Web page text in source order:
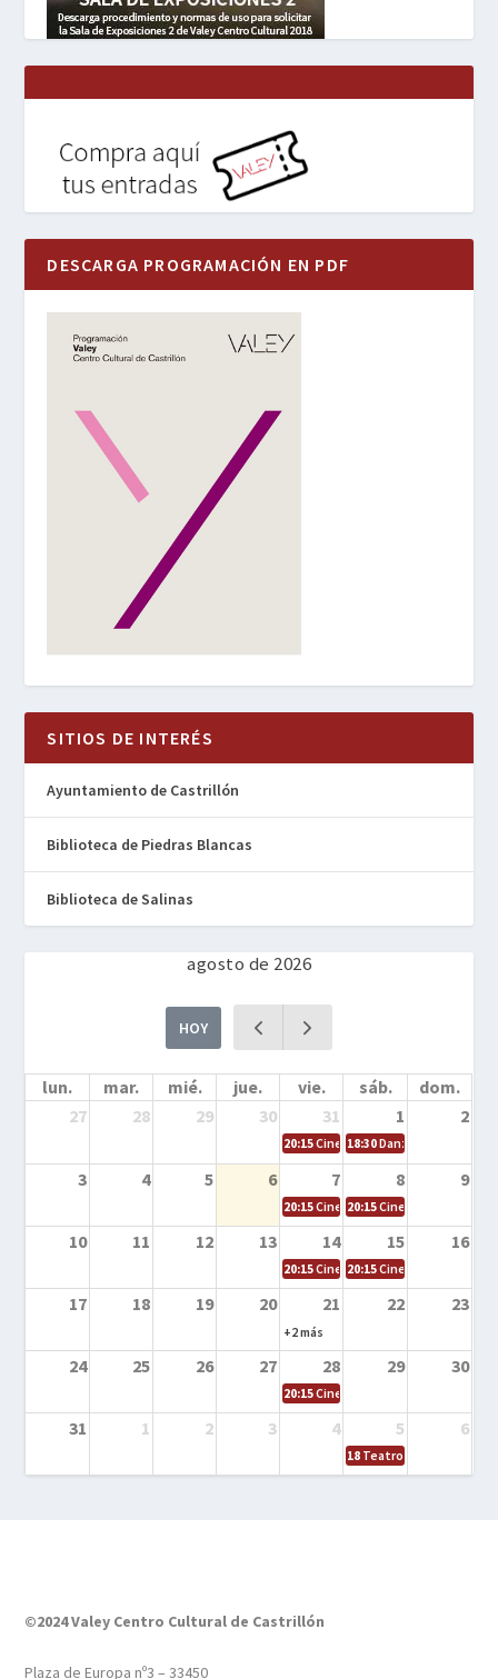
DESCARGA PROGRAMACIÓN EN PDF
SITIOS DE INTERÉS
Ayuntamiento de Castrillón
Biblioteca de Piedras Blancas
Biblioteca de Salinas
agosto de 2026
HOY
lun. mar. mié. jue. vie. sáb.
dom.
27
28 29 30 31 1 2
20:15Cine en la calle – Cómo
18:30Danza – Cita en el
3 4 5 6 7 8 9
20:15Cine en la calle – El niño y la
20:15Cine en la calle –
10 11 12 13 14 15 16
20:15Cine en la calle – Tortugas
20:15Cine en la calle –
17 18 19 20 21 22 23
+2 más
24 25 26 27 28 29 30
20:15Cine en el calle – Tintín y el
31 1 2 3 4 5 6
18 Teatro – Tres
©2024 Valey Centro Cultural de Castrillón
Plaza de Europa nº3 – 33450